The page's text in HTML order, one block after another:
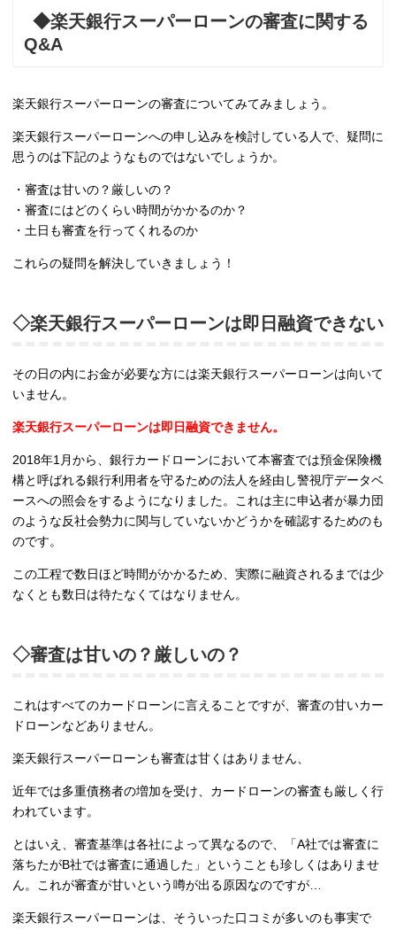
◆楽天銀行スーパーローンの審査に関する
Q&A
楽天銀行スーパーローンの審査についてみてみましょう。
楽天銀行スーパーローンへの申し込みを検討している人で、疑問に
思うのは下記のようなものではないでしょうか。
・審査は甘いの？厳しいの？
・審査にはどのくらい時間がかかるのか？
・土日も審査を行ってくれるのか
これらの疑問を解決していきましょう！
◇楽天銀行スーパーローンは即日融資できない
その日の内にお金が必要な方には楽天銀行スーパーローンは向いて
いません。
楽天銀行スーパーローンは即日融資できません。
2018年1月から、銀行カードローンにおいて本審査では預金保険機
構と呼ばれる銀行利用者を守るための法人を経由し警視庁データベ
ースへの照会をするようになりました。これは主に申込者が暴力団
のような反社会勢力に関与していないかどうかを確認するためのも
のです。
この工程で数日ほど時間がかかるため、実際に融資されるまでは少
なくとも数日は待たなくてはなりません。
◇審査は甘いの？厳しいの？
これはすべてのカードローンに言えることですが、審査の甘いカー
ドローンなどありません。
楽天銀行スーパーローンも審査は甘くはありません、
近年では多重債務者の増加を受け、カードローンの審査も厳しく行
われています。
とはいえ、審査基準は各社によって異なるので、「A社では審査に
落ちたがB社では審査に通過した」ということも珍しくはありませ
ん。これが審査が甘いという噂が出る原因なのですが…
楽天銀行スーパーローンは、そういった口コミが多いのも事実で